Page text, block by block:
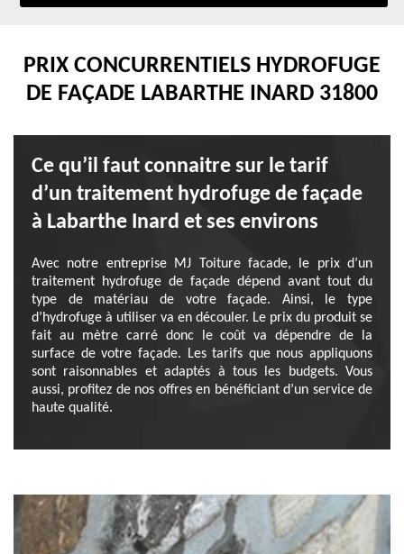
PRIX CONCURRENTIELS HYDROFUGE
DE FAÇADE LABARTHE INARD 31800
Ce qu’il faut connaitre sur le tarif
d’un traitement hydrofuge de façade
à Labarthe Inard et ses environs
Avec notre entreprise MJ Toiture facade, le prix d’un
traitement hydrofuge de façade dépend avant tout du
type de matériau de votre façade. Ainsi, le type
d’hydrofuge à utiliser va en découler. Le prix du produit se
fait au mètre carré donc le coût va dépendre de la
surface de votre façade. Les tarifs que nous appliquons
sont raisonnables et adaptés à tous les budgets. Vous
aussi, profitez de nos offres en bénéficiant d’un service de
haute qualité.